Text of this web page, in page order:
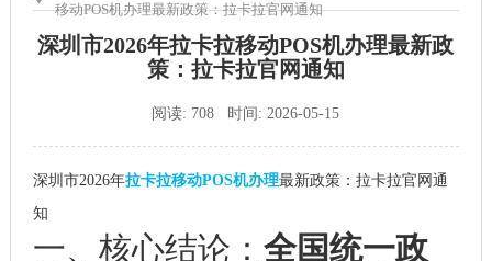
移动POS机办理最新政策：拉卡拉官网通知
深圳市2026年拉卡拉移动POS机办理最新政
策：拉卡拉官网通知
阅读: 708 时间: 2026-05-15
深圳市2026年拉卡拉移动POS机办理最新政策：拉卡拉官网通
知
一、核心结论： 全国统一政